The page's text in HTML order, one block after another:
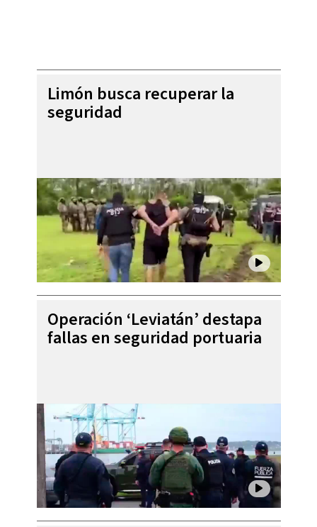
Limón busca recuperar la
seguridad
Operación ‘Leviatán’ destapa
fallas en seguridad portuaria